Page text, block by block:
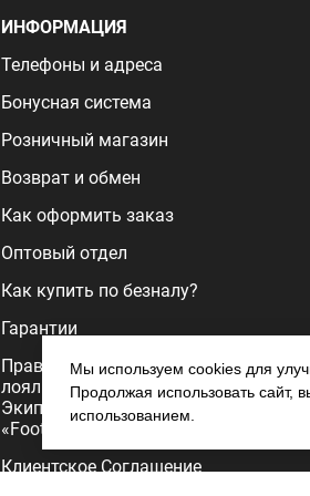
ИНФОРМАЦИЯ
Телефоны и адреса
Бонусная система
Розничный магазин
Возврат и обмен
Как оформить заказ
Оптовый отдел
Как купить по безналу?
Гарантии
Правила программы
лояльности
Экипировочного центра
«FootballStore»
Клиентское Соглашение
Мы используем cookies для
Продолжая использовать сайт,
использованием.